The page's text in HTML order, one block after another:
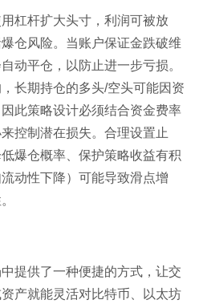
杠杆扩大头寸，利润可被放
仓风险。当账户保证金跌破维
动平仓，以防止进一步亏损。
长期持仓的多头/空头可能因资
此策略设计必须结合资金费率
控制潜在损失。合理设置止
爆仓概率、保护策略收益有积
动性下降）可能导致滑点增
提供了一种便捷的方式，让交
产就能灵活对比特币、以太坊